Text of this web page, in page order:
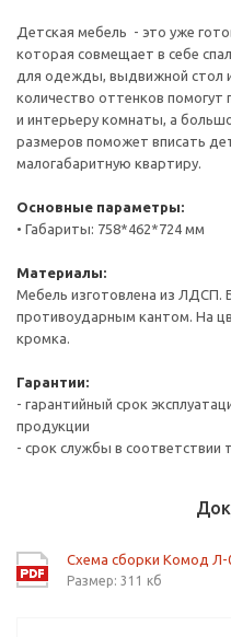
Детская мебель - это уже
которая совмещает в себе
для одежды, выдвижной стол
количество оттенков помогут
и интерьеру комнаты, а
размеров поможет вписать
малогабаритную квартиру.
Основные параметры:
• Габариты: 758*462*724 мм
Материалы:
Мебель изготовлена из ЛДСП.
противоударным кантом. На
кромка.
Гарантии:
- гарантийный срок
продукции
- срок службы в соответствии
Схема сборки Комод Л-
Размер: 311 кб